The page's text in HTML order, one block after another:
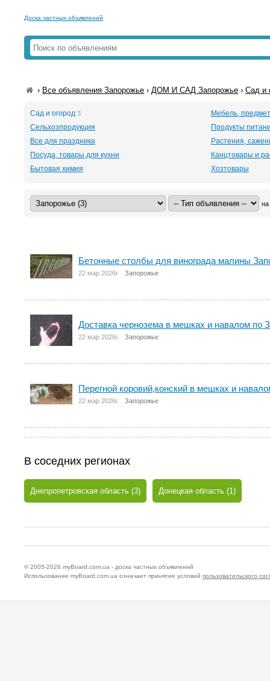
Доска частных объявлений
› Все объявления Запорожье ›ДОМ И САД Запорожье ›Сад и
Сад и огород 3
Мебель,
Сельхозпродукция
Продукты
Все для праздника
Растения,
Посуда, товары для кухни
Канцтовары и
Бытовая химия
Хозтовары
на
Бетонные столбы для винограда малины
22 мар 2026г. Запорожье
Доставка чернозема в мешках и навалом по
22 мар 2026г. Запорожье
Перегной коровий,конский в мешках и
22 мар 2026г. Запорожье
В соседних регионах
Днепропетровская область (3) Донецкая область (1)
© 2005-2026 myBoard.com.ua - доска частных объявлений
Использование myBoard.com.ua означает принятие условий пользовательского